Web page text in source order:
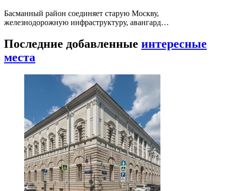
Басманный район соединяет старую Москву,
железнодорожную инфраструктуру, авангард…
Последние добавленные интересные
места